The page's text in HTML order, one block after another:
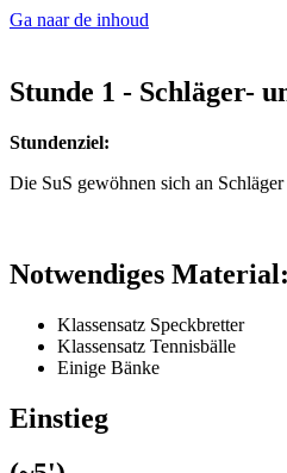
Ga naar de inhoud
Stunde 1 - Schläger-
Stundenziel:
Die SuS gewöhnen sich an
Notwendiges Material:
Klassensatz Speckbretter
Klassensatz Tennisbälle
Einige Bänke
Einstieg